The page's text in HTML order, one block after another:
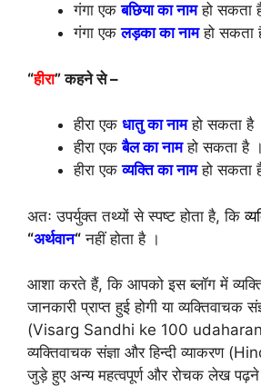
गंगा एकबछिया का नाम हो सकता
गंगा एकलड़का का नामहो सकता
“हीरा” कहने से –
हीरा एक धातु का नामहो सकता है
हीरा एकबैल का नाम हो सकता है ।
हीरा एकव्यक्ति का नामहो सकता
अतः उपर्युक्त तथ्यों से स्पष्ट होता है, कि
“अर्थवान“ नहीं होता है ।
आशा करते हैं, कि आपको इस ब्लॉग में
जानकारी प्राप्त हुई होगी या व्यक्तिवाचक
(Visarg Sandhi ke 100
व्यक्तिवाचक संज्ञा और हिन्दी व्याकरण
जुड़े हुए अन्य महत्वपूर्ण और रोचक लेख पढ़ने